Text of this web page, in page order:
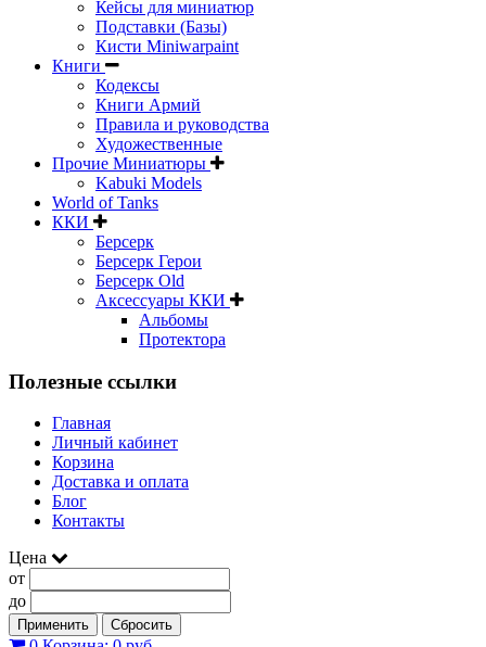
Кейсы для миниатюр
Подставки (Базы)
Кисти Miniwarpaint
Книги
Кодексы
Книги Армий
Правила и руководства
Художественные
Прочие Миниатюры
Kabuki Models
World of Tanks
ККИ
Берсерк
Берсерк Герои
Берсерк Old
Аксессуары ККИ
Альбомы
Протектора
Полезные ссылки
Главная
Личный кабинет
Корзина
Доставка и оплата
Блог
Контакты
Цена
от
до
Применить Сбросить